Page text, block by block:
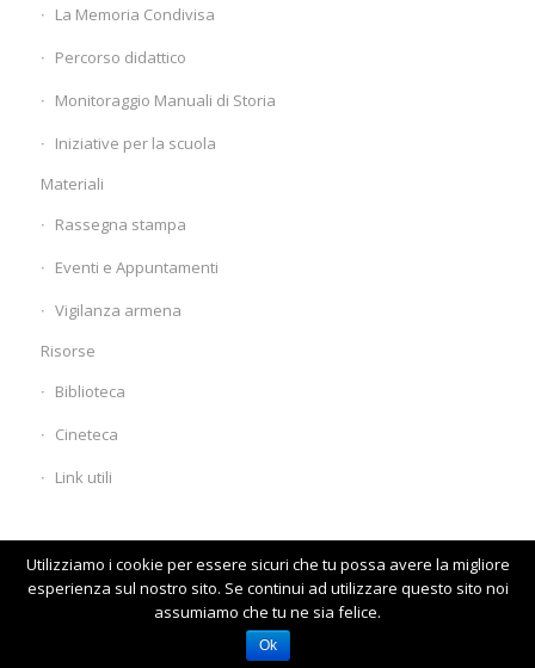
La Memoria Condivisa
Percorso didattico
Monitoraggio Manuali di Storia
Iniziative per la scuola
Materiali
Rassegna stampa
Eventi e Appuntamenti
Vigilanza armena
Risorse
Biblioteca
Cineteca
Link utili
© www.comunitaarmena.it
Visita il vecchio sito
Utilizziamo i cookie per essere sicuri che tu possa avere la migliore
esperienza sul nostro sito. Se continui ad utilizzare questo sito noi
assumiamo che tu ne sia felice.
Ok